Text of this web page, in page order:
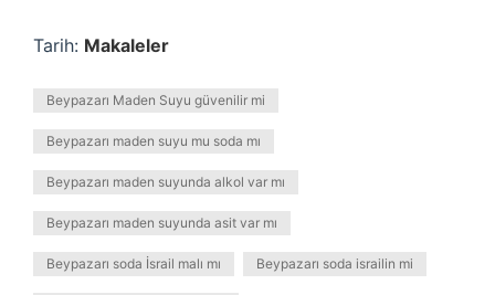
Tarih: Makaleler
Beypazarı Maden Suyu güvenilir mi
Beypazarı maden suyu mu soda mı
Beypazarı maden suyunda alkol var mı
Beypazarı maden suyunda asit var mı
Beypazarı soda İsrail malı mı Beypazarı soda israilin mi